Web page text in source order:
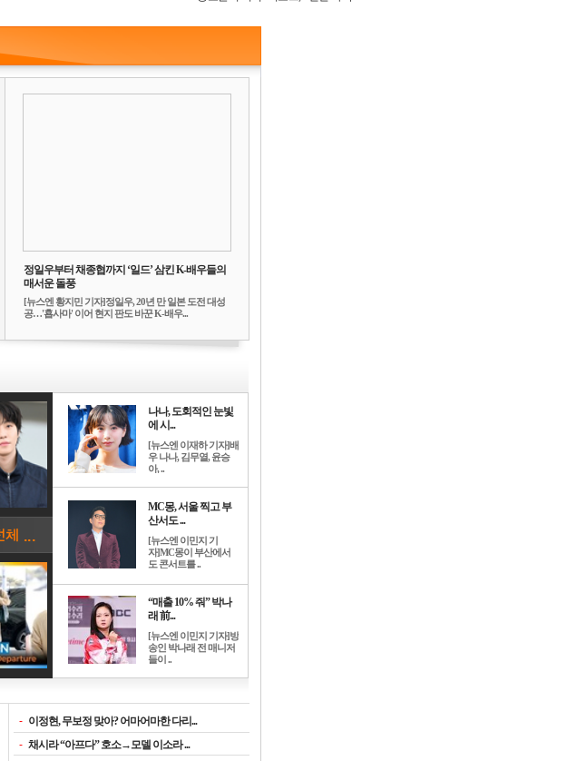
정일우부터 채종협까지 ‘일드’ 삼킨 K-배우들의
매서운 돌풍
[뉴스엔 황지민 기자]정일우, 20년 만 일본 도전 대성
공…'횹사마' 이어 현지 판도 바꾼 K-배우...
나나, 도회적인 눈빛
에 시...
[뉴스엔 이재하 기자]배
우 나나, 김무열, 윤승
아, ..
MC몽, 서울 찍고 부
산서도 ...
[뉴스엔 이민지 기
자]MC몽이 부산에서
도 콘서트를 ..
“매출 10% 줘” 박나
래 前...
[뉴스엔 이민지 기자]방
송인 박나래 전 매니저
들이 ..
- 이정현, 무보정 맞아? 어마어마한 다리...
- 채시라 “아프다” 호소→모델 이소라 ...